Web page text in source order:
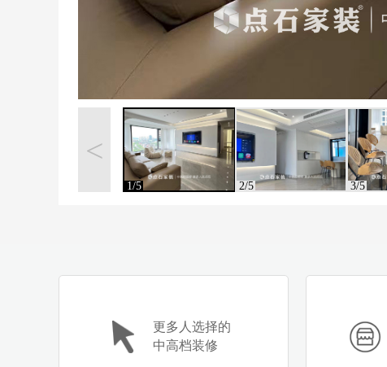
<
1/5 2/5 3/5
更多人选择的
中高档装修